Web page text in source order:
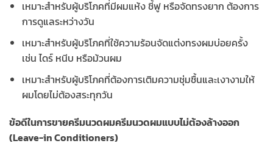
เหมาะสำหรับผู้บริโภคที่มีผมแห้ง ชี้ฟู หรือจัดทรงยาก ต้องการ
การดูแลระหว่างวัน
เหมาะสำหรับผู้บริโภคที่ใช้ความร้อนจัดแต่งทรงผมบ่อยครั้ง
เช่น ไดร์ หนีบ หรือม้วนผม
เหมาะสำหรับผู้บริโภคที่ต้องการเติมความชุ่มชื้นและเงางามให้
ผมโดยไม่ต้องสระทุกวัน
ข้อดีในการขายครีมนวดผมครีมนวดผมแบบไม่ต้องล้างออก
(Leave-in Conditioners)